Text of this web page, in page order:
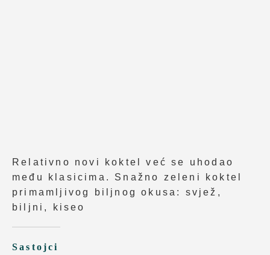
Relativno novi koktel već se uhodao
među klasicima. Snažno zeleni koktel
primamljivog biljnog okusa: svjež,
biljni, kiseo
Sastojci